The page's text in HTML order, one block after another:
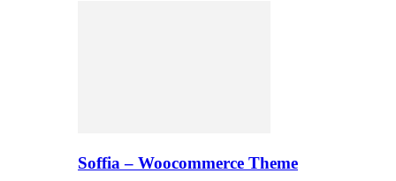
Soffia – Woocommerce Theme